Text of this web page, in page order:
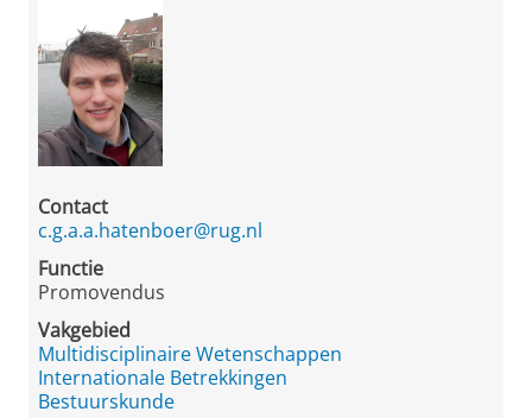
Contact
c.g.a.a.hatenboer@rug.nl
Functie
Promovendus
Vakgebied
Multidisciplinaire Wetenschappen
Internationale Betrekkingen
Bestuurskunde